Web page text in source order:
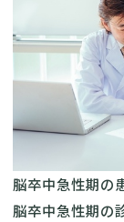
脳卒中急性期の
脳卒中急性期の